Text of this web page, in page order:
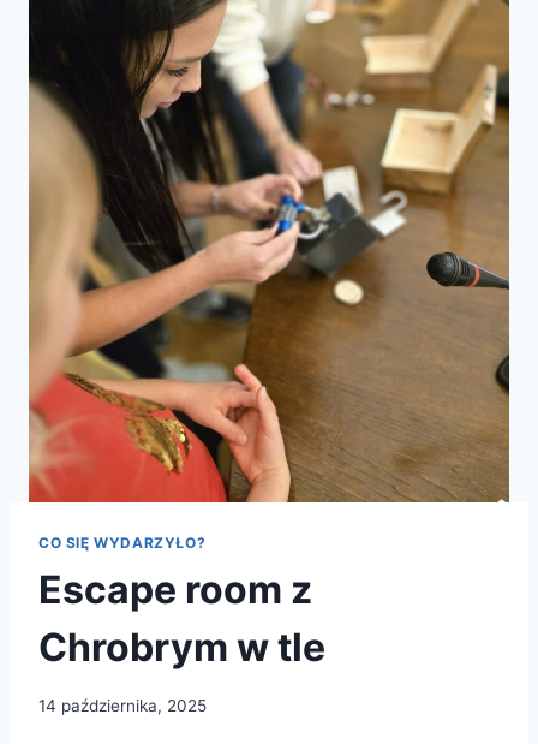
CO SIĘ WYDARZYŁO?
Escape room z
Chrobrym w tle
14 października, 2025